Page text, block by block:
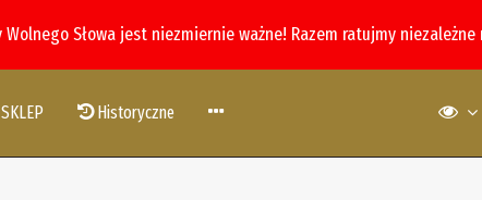
Słowa jest niezmiernie ważne! Razem ratujmy
SKLEP Historyczne